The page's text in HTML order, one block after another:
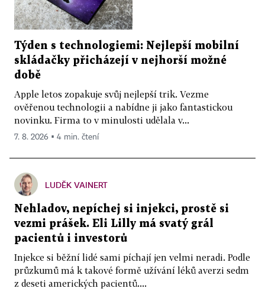
Týden s technologiemi: Nejlepší mobilní
skládačky přicházejí v nejhorší možné
době
Apple letos zopakuje svůj nejlepší trik. Vezme
ověřenou technologii a nabídne ji jako fantastickou
novinku. Firma to v minulosti udělala v...
7. 8. 2026 ▪ 4 min. čtení
LUDĚK VAINERT
Nehladov, nepíchej si injekci, prostě si
vezmi prášek. Eli Lilly má svatý grál
pacientů i investorů
Injekce si běžní lidé sami píchají jen velmi neradi. Podle
průzkumů má k takové formě užívání léků averzi sedm
z deseti amerických pacientů....